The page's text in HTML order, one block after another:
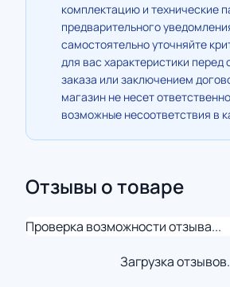
комплектацию и технические
предварительного
самостоятельно уточняйте
для вас характеристики
заказа или заключением
магазин не несет
возможные несоответствия в
Отзывы о товаре
Проверка возможности отзыва...
Загрузка